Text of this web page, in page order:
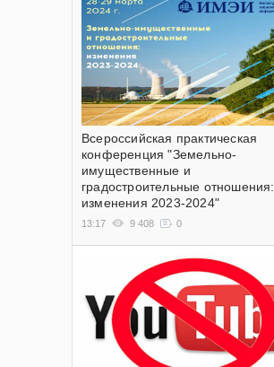
Всероссийская практическая
конференция "Земельно-
имущественные и
градостроительные отношения:
изменения 2023-2024"
13:17 9 408 0